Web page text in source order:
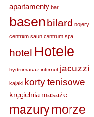
apartamenty bar
basen bilard bojery
centrum saun centrum spa
hotel Hotele
hydromasaż internet jacuzzi
kajaki korty tenisowe
kręgielnia masaże
mazurymorze